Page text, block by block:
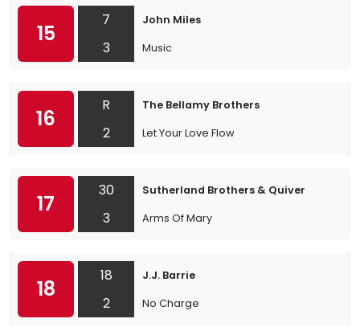
15
7
3
John Miles
Music
16
R
2
The Bellamy Brothers
Let Your Love Flow
17
30
3
Sutherland Brothers & Quiver
Arms Of Mary
18
18
2
J.J. Barrie
No Charge